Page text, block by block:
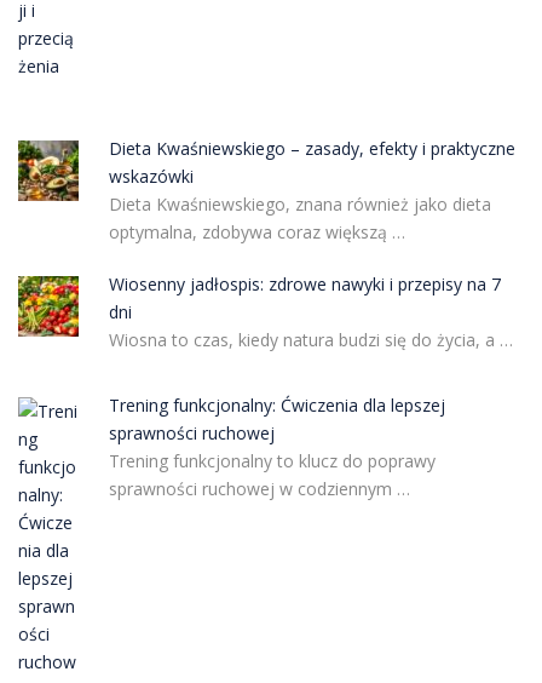
Dieta Kwaśniewskiego – zasady, efekty i praktyczne
wskazówki
Dieta Kwaśniewskiego, znana również jako dieta
optymalna, zdobywa coraz większą …
Wiosenny jadłospis: zdrowe nawyki i przepisy na 7
dni
Wiosna to czas, kiedy natura budzi się do życia, a …
Trening funkcjonalny: Ćwiczenia dla lepszej
sprawności ruchowej
Trening funkcjonalny to klucz do poprawy
sprawności ruchowej w codziennym …